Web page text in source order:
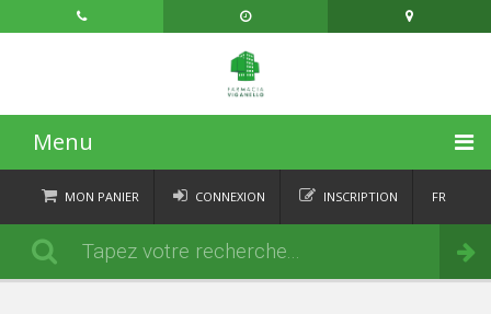
Menu
ACCUEIL
CATÉGORIES
MON PANIER
Commander
CONNEXION INSCRIPTION FR